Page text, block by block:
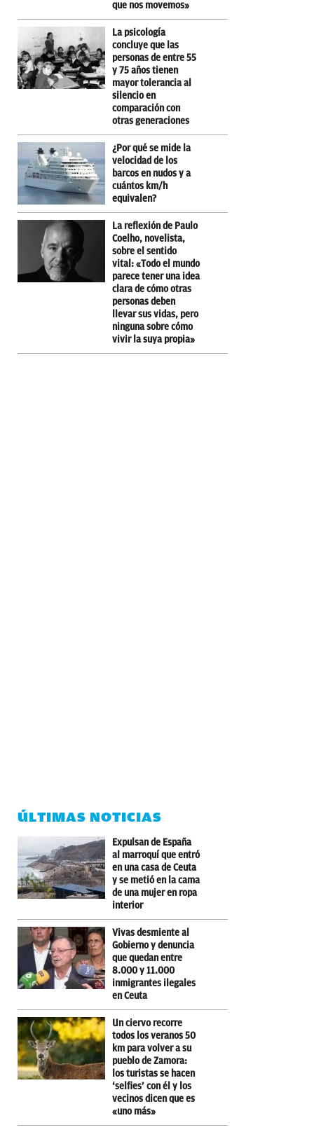
que nos movemos»
La psicología
concluye que las
personas de entre 55
y 75 años tienen
mayor tolerancia al
silencio en
comparación con
otras generaciones
¿Por qué se mide la
velocidad de los
barcos en nudos y a
cuántos km/h
equivalen?
La reflexión de Paulo
Coelho, novelista,
sobre el sentido
vital: «Todo el mundo
parece tener una idea
clara de cómo otras
personas deben
llevar sus vidas, pero
ninguna sobre cómo
vivir la suya propia»
ÚLTIMAS NOTICIAS
Expulsan de España
al marroquí que entró
en una casa de Ceuta
y se metió en la cama
de una mujer en ropa
interior
Vivas desmiente al
Gobierno y denuncia
que quedan entre
8.000 y 11.000
inmigrantes ilegales
en Ceuta
Un ciervo recorre
todos los veranos 50
km para volver a su
pueblo de Zamora:
los turistas se hacen
‘selfies’ con él y los
vecinos dicen que es
«uno más»